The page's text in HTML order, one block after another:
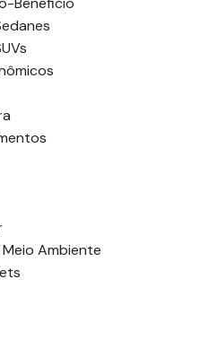
Ambiente